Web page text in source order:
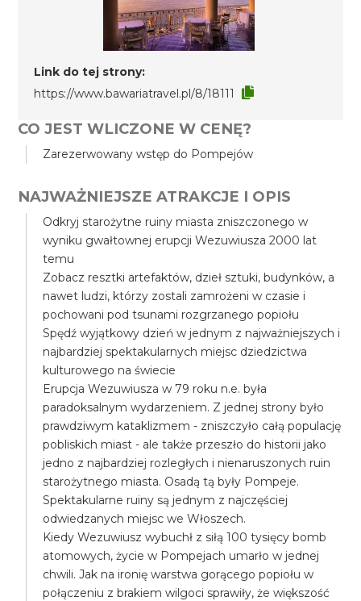
Link do tej strony:
https://www.bawariatravel.pl/8/18111
CO JEST WLICZONE W CENĘ?
Zarezerwowany wstęp do Pompejów
NAJWAŻNIEJSZE ATRAKCJE I OPIS
Odkryj starożytne ruiny miasta zniszczonego w
wyniku gwałtownej erupcji Wezuwiusza 2000 lat
temu
Zobacz resztki artefaktów, dzieł sztuki, budynków, a
nawet ludzi, którzy zostali zamrożeni w czasie i
pochowani pod tsunami rozgrzanego popiołu
Spędź wyjątkowy dzień w jednym z najważniejszych i
najbardziej spektakularnych miejsc dziedzictwa
kulturowego na świecie
Erupcja Wezuwiusza w 79 roku n.e. była
paradoksalnym wydarzeniem. Z jednej strony było
prawdziwym kataklizmem - zniszczyło całą populację
pobliskich miast - ale także przeszło do historii jako
jedno z najbardziej rozległych i nienaruszonych ruin
starożytnego miasta. Osadą tą były Pompeje.
Spektakularne ruiny są jednym z najczęściej
odwiedzanych miejsc we Włoszech.
Kiedy Wezuwiusz wybuchł z siłą 100 tysięcy bomb
atomowych, życie w Pompejach umarło w jednej
chwili. Jak na ironię warstwa gorącego popiołu w
połączeniu z brakiem wilgoci sprawiły, że większość